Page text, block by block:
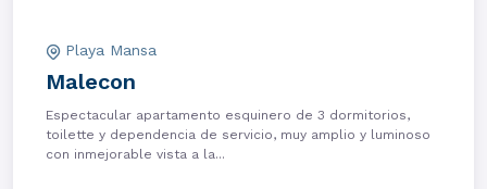
Playa Mansa
Malecon
Espectacular apartamento esquinero de 3 dormitorios,
toilette y dependencia de servicio, muy amplio y luminoso
con inmejorable vista a la...